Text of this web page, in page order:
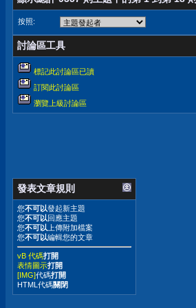
按照:
討論區工具
標記此討論區已讀
訂閱此討論區
瀏覽上級討論區
發表文章規則
您不可以發起新主題
您不可以回應主題
您不可以 上傳附加檔案
您不可以編輯您的文章
vB 代碼打開
表情圖示打開
[IMG]代碼打開
HTML代碼關閉